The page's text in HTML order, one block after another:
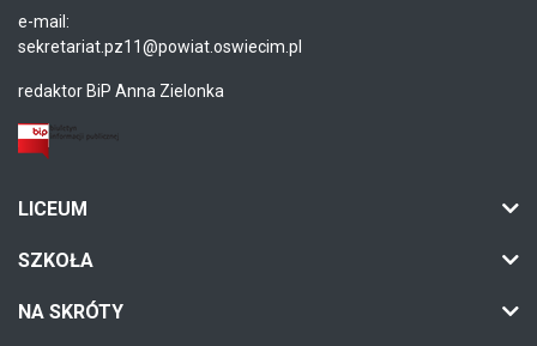
e-mail:
sekretariat.pz11@powiat.oswiecim.pl
redaktor BiP Anna Zielonka
LICEUM
SZKOŁA
NA SKRÓTY